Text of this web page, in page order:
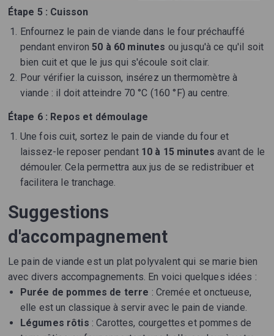
Étape 5 : Cuisson
Enfournez le pain de viande dans le four préchauffé
pendant environ50 à 60 minutes ou jusqu'à ce qu'il soit
bien cuit et que le jus qui s'écoule soit clair.
Pour vérifier la cuisson, insérez un thermomètre à
viande : il doit atteindre 70 °C (160 °F) au centre.
Étape 6 : Repos et démoulage
Une fois cuit, sortez le pain de viande du four et
laissez-le reposer pendant 10 à 15 minutes avant de le
démouler. Cela permettra aux jus de se redistribuer et
facilitera le tranchage.
Suggestions
d'accompagnement
Le pain de viande est un plat polyvalent qui se marie bien
avec divers accompagnements. En voici quelques idées :
Purée de pommes de terre : Cremée et onctueuse,
elle est un classique à servir avec le pain de viande.
Légumes rôtis : Carottes, courgettes et pommes de